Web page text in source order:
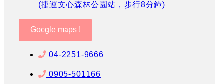
(捷運文心森林公園站，步行8分鐘)
Google maps !
04-2251-9666
0905-501166